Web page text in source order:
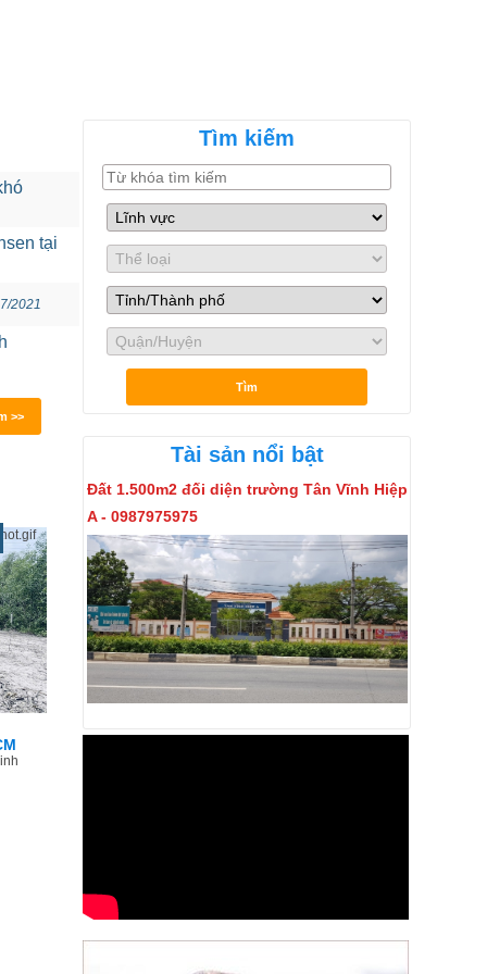
tại
2021
>>
Tìm kiếm
Tìm
Tài sản nổi bật
Đất 1.500m2 đối diện trường Tân Vĩnh Hiệp
A - 0987975975